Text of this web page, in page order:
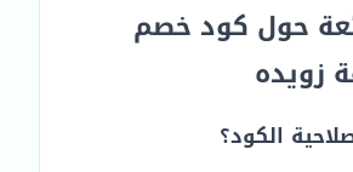
حول كود خصم
زويده
الكود؟